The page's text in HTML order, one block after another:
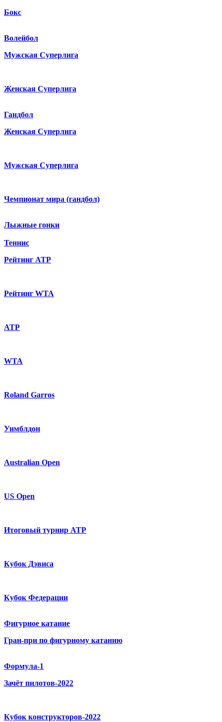
Бокс
Волейбол
Мужская Суперлига
Женская Суперлига
Гандбол
Женская Суперлига
Мужская Суперлига
Чемпионат мира (гандбол)
Лыжные гонки
Теннис
Рейтинг ATP
Рейтинг WTA
ATP
WTA
Roland Garros
Уимблдон
Australian Open
US Open
Итоговый турнир ATP
Кубок Дэвиса
Кубок Федерации
Фигурное катание
Гран-при по фигурному катанию
Формула-1
Зачёт пилотов-2022
Кубок конструкторов-2022